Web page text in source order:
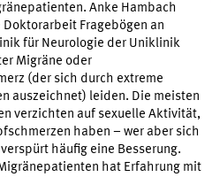
Anke Hambach
Fragebögen an
für Neurologie der Uniklinik
Migräne oder
(der sich durch extreme
auszeichnet) leiden. Die meisten
verzichten auf sexuelle Aktivität,
haben – wer aber sich
häufig eine Besserung.
hat Erfahrung mit